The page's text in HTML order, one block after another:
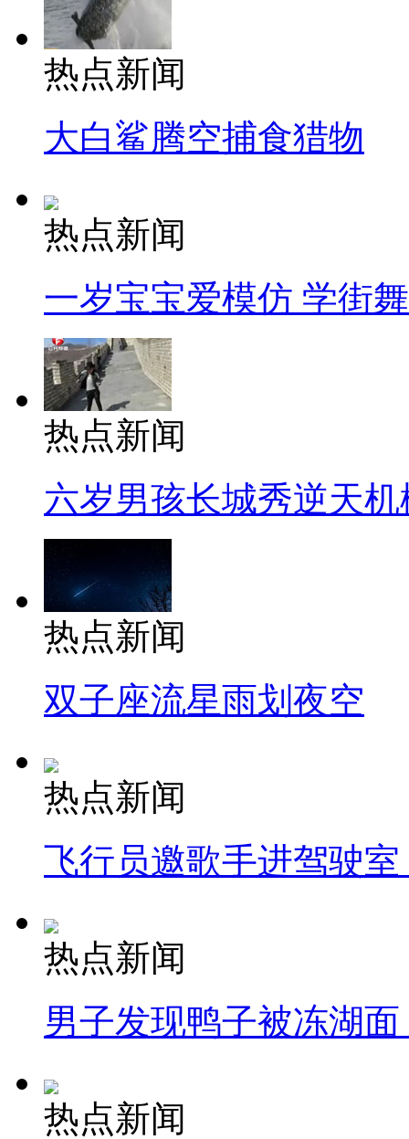
热点新闻
大白鲨腾空捕食猎物
热点新闻
一岁宝宝爱模仿 学街
热点新闻
六岁男孩长城秀逆天机
热点新闻
双子座流星雨划夜空
热点新闻
飞行员邀歌手进驾驶
热点新闻
男子发现鸭子被冻湖
热点新闻